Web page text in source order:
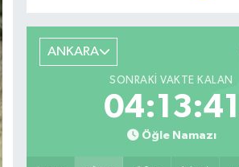
ANKARA
SONRAKI VAKTE KALAN
04:13:40
Öğle Namazı